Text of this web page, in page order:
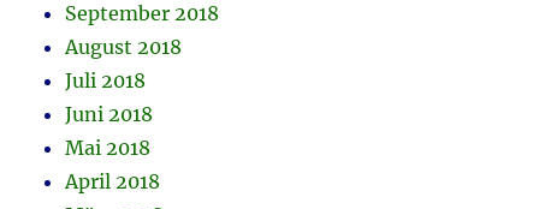
September 2018
August 2018
Juli 2018
Juni 2018
Mai 2018
April 2018